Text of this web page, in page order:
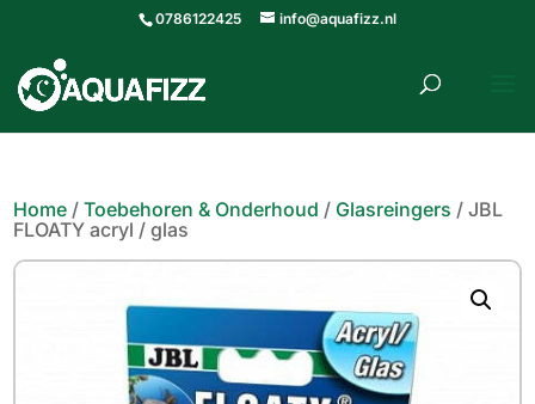
0786122425 info@aquafizz.nl
Home /Toebehoren & Onderhoud / Glasreingers / JBL
FLOATY acryl / glas